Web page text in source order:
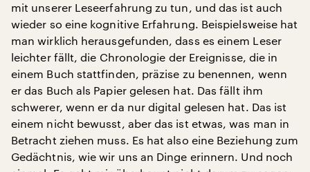
mit unserer Leseerfahrung zu tun, und das ist auch
wieder so eine kognitive Erfahrung. Beispielsweise hat
man wirklich herausgefunden, dass es einem Leser
leichter fällt, die Chronologie der Ereignisse, die in
einem Buch stattfinden, präzise zu benennen, wenn
er das Buch als Papier gelesen hat. Das fällt ihm
schwerer, wenn er da nur digital gelesen hat. Das ist
einem nicht bewusst, aber das ist etwas, was man in
Betracht ziehen muss. Es hat also eine Beziehung zum
Gedächtnis, wie wir uns an Dinge erinnern. Und noch